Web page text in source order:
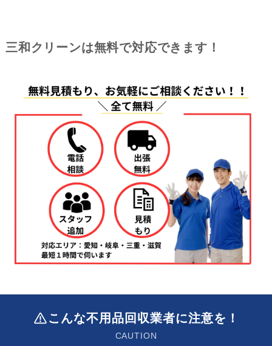
三和クリーンは無料で対応できます！
こんな不用品回収業者に注意を！
CAUTION